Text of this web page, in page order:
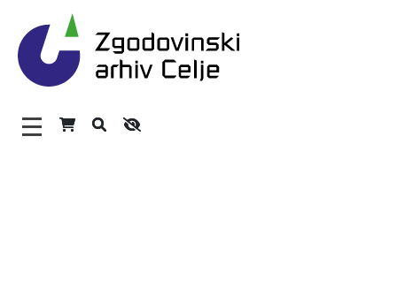
Zgodovinski arhiv Celje –
Glavni meni